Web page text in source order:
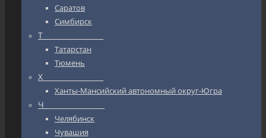
Саратов
Симбирск
Т_________________
Татарстан
Тюмень
Х_________________
Ханты-Мансийский автономный округ-Югра
Ч_________________
Челябинск
Чувашия